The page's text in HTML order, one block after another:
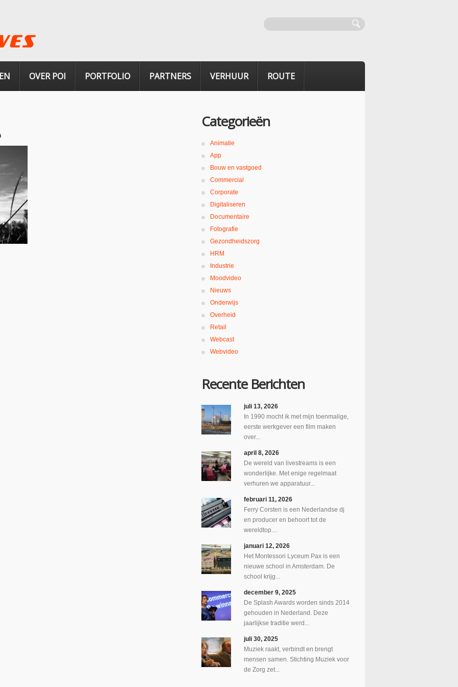
OVER POI PORTFOLIO PARTNERS VERHUUR ROUTE
Categorieën
Animatie
App
Bouw en vastgoed
Commercial
Corporate
Digitaliseren
Documentaire
Fotografie
Gezondheidszorg
HRM
Industrie
Moodvideo
Nieuws
Onderwijs
Overheid
Retail
Webcast
Webvideo
Recente Berichten
juli 13, 2026
In 1990 mocht ik met mijn toenmalige,
eerste werkgever een film maken
over...
april 8, 2026
De wereld van livestreams is een
wonderlijke. Met enige regelmaat
verhuren we apparatuur...
februari 11, 2026
Ferry Corsten is een Nederlandse dj
en producer en behoort tot de
wereldtop....
januari 12, 2026
Het Montessori Lyceum Pax is een
nieuwe school in Amsterdam. De
school krijg...
december 9, 2025
De Splash Awards worden sinds 2014
gehouden in Nederland. Deze
jaarlijkse traditie werd...
juli 30, 2025
Muziek raakt, verbindt en brengt
mensen samen. Stichting Muziek voor
de Zorg zet...